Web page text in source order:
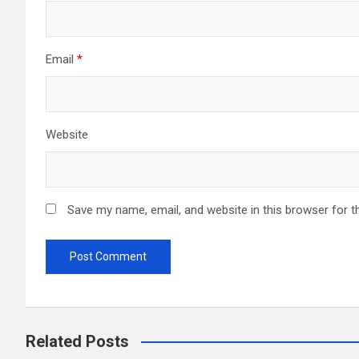
Email *
Website
Save my name, email, and website in this browser for
Related Posts